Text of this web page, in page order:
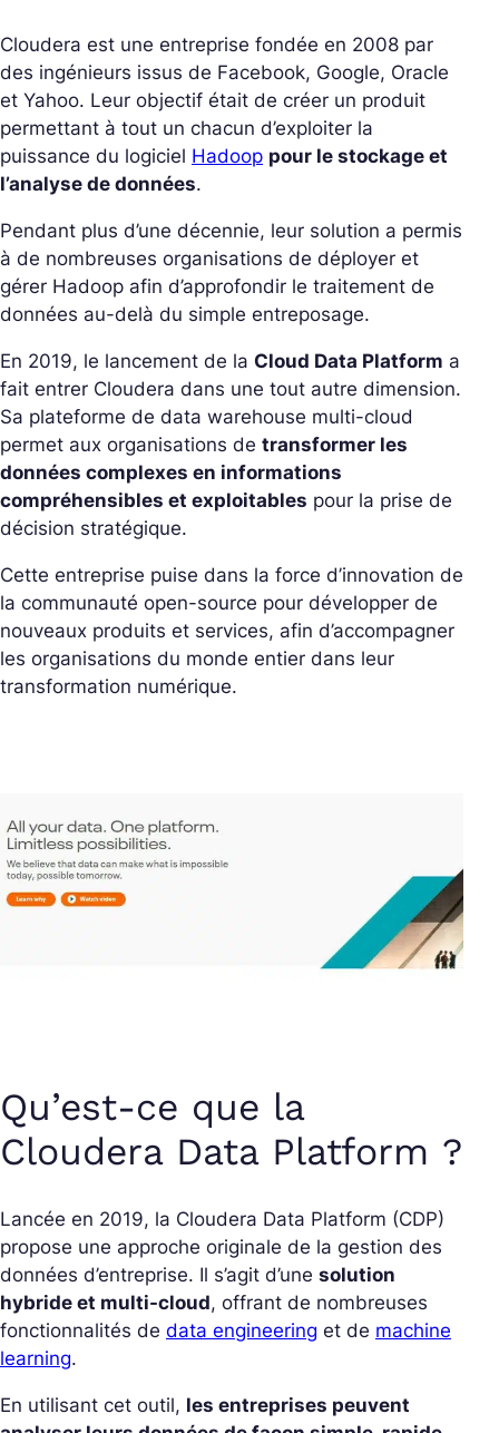
Cloudera est une entreprise fondée en 2008 par
des ingénieurs issus de Facebook, Google, Oracle
et Yahoo. Leur objectif était de créer un produit
permettant à tout un chacun d’exploiter la
puissance du logiciel Hadoop pour le stockage et
l’analyse de données.
Pendant plus d’une décennie, leur solution a permis
à de nombreuses organisations de déployer et
gérer Hadoop afin d’approfondir le traitement de
données au-delà du simple entreposage.
En 2019, le lancement de la Cloud Data Platform a
fait entrer Cloudera dans une tout autre dimension.
Sa plateforme de data warehouse multi-cloud
permet aux organisations de transformer les
données complexes en informations
compréhensibles et exploitables pour la prise de
décision stratégique.
Cette entreprise puise dans la force d’innovation de
la communauté open-source pour développer de
nouveaux produits et services, afin d’accompagner
les organisations du monde entier dans leur
transformation numérique.
Qu’est-ce que la
Cloudera Data Platform ?
Lancée en 2019, la Cloudera Data Platform (CDP)
propose une approche originale de la gestion des
données d’entreprise. Il s’agit d’une solution
hybride et multi-cloud, offrant de nombreuses
fonctionnalités de data engineering et de machine
learning.
En utilisant cet outil, les entreprises peuvent